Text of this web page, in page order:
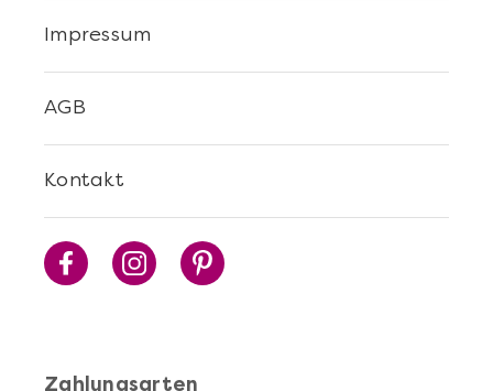
Mehr anzeigen
Walking Dinner durch die
Neustadt
Zahlungsarten
Kontakt
AGB
Impressum